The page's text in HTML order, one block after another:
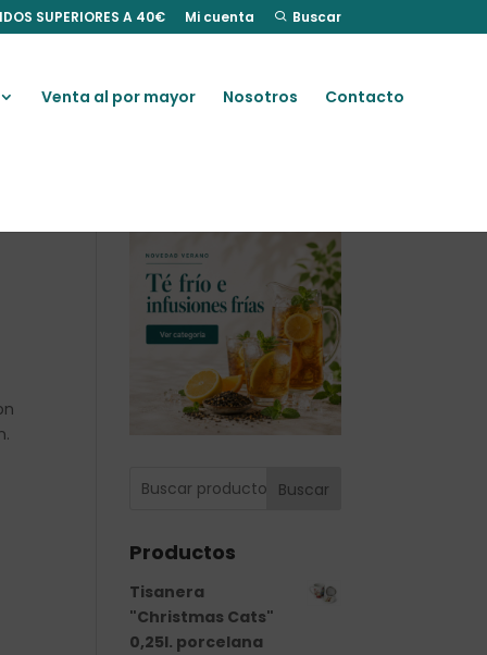
SUPERIORES A 40€ Mi cuenta Buscar
Venta al por mayor Nosotros Contacto
Buscar
Productos
Tisanera
"Christmas Cats"
0,25l. porcelana